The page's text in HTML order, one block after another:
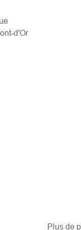
d'Or
Plus de